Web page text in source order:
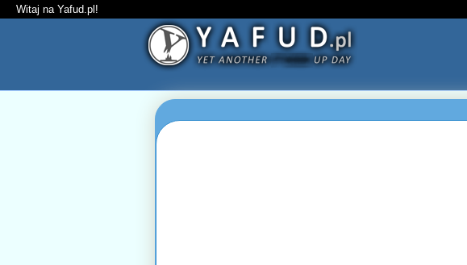
Witaj na Yafud.pl!